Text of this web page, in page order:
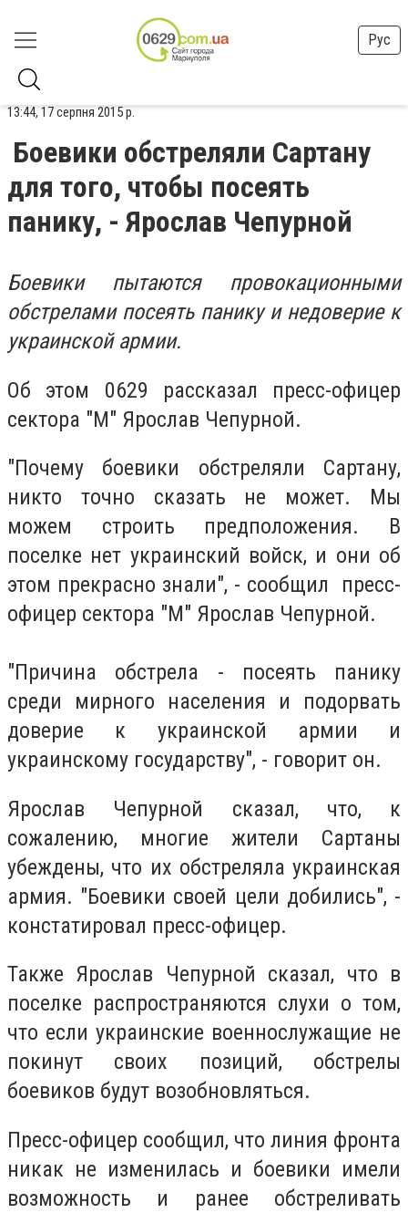
Рус
13:44, 17 серпня 2015 р.
Боевики обстреляли Сартану
для того, чтобы посеять
панику, - Ярослав Чепурной
Боевики пытаются провокационными
обстрелами посеять панику и недоверие к
украинской армии.
Об этом 0629 рассказал пресс-офицер
сектора "М" Ярослав Чепурной.
"Почему боевики обстреляли Сартану,
никто точно сказать не может. Мы
можем строить предположения. В
поселке нет украинский войск, и они об
этом прекрасно знали", - сообщил пресс-
офицер сектора "М" Ярослав Чепурной.
"Причина обстрела - посеять панику
среди мирного населения и подорвать
доверие к украинской армии и
украинскому государству", - говорит он.
Ярослав Чепурной сказал, что, к
сожалению, многие жители Сартаны
убеждены, что их обстреляла украинская
армия. "Боевики своей цели добились", -
констатировал пресс-офицер.
Также Ярослав Чепурной сказал, что в
поселке распространяются слухи о том,
что если украинские военнослужащие не
покинут своих позиций, обстрелы
боевиков будут возобновляться.
Пресс-офицер сообщил, что линия фронта
никак не изменилась и боевики имели
возможность и ранее обстреливать